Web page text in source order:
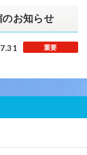
お知らせ
重要